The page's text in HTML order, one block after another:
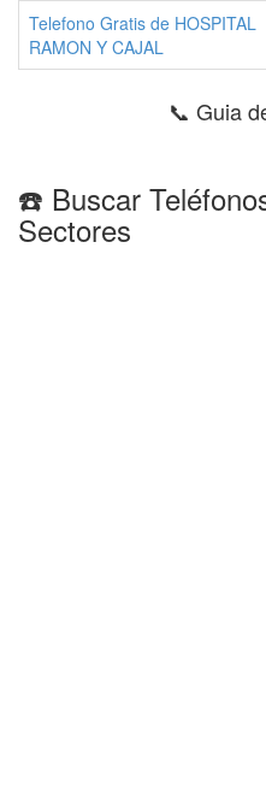
Telefono Gratis de HOSPITAL
RAMON Y CAJAL
📞 Guia
☎️ Buscar
Sectores